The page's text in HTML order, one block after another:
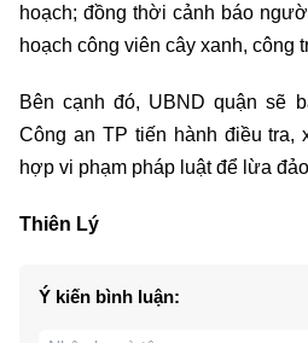
hoạch; đồng thời cảnh báo
hoạch công viên cây xanh, công
Bên cạnh đó, UBND quận sẽ
Công an TP tiến hành điều tra,
hợp vi phạm pháp luật để lừa
Thiên Lý
Ý kiến bình luận: